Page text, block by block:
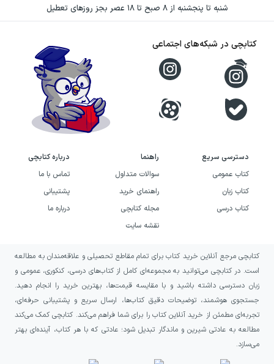
اوست. حاصل این همکاری، اثری است که هم به
می‌پردازد و هم تلاش می‌کند والدین، متخصصان
و فعالان فرهنگی را وارد گفت‌وگویی درباره نقش
خانواده و جامعه کند. با این حال، محتوای کتاب
را بهتر است در چارچوب مناقشه‌های علمی و
اخلاقی پیرامون درمان تبدیلی بخوانید، نه به‌عنوان
خرید کتاب فهم همجنس‌گرایی و
راهنمای والدین برای پیشگیری از
آن به چه کسانی پیشنهاد می‌شود؟
مشاوران و دانشجویانی مناسب است که
می‌خواهند با یکی از دیدگاه‌های مخالف جریان
اصلی درباره همجنس‌گرایی آشنا شوند. مطالعه آن
می‌تواند برای بررسی تفاوت رویکردهای
روان‌شناختی، تحلیل زبان و استدلال‌های مربوط به
شنبه تا پنجشنبه از ۸ صبح تا ۱۸ عصر بجز روزهای تعطیل
دسترسی سریع
کتاب عمومی
کتاب زبان
کتاب درسی
راهنما
سوالات متداول
راهنمای خرید
مجله کتابچی
نقشه سایت
درباره کتابچی
تماس با ما
پشتیبانی
درباره ما
کتابچی در شبکه‌های اجتماعی
کتابچی مرجع آنلاین خرید کتاب برای تمام مقاطع تحصیلی و علاقه‌مندان به مطالعه
است. در کتابچی می‌توانید به مجموعه‌ای کامل از کتاب‌های درسی، کنکوری، عمومی و
زبان دسترسی داشته باشید و با مقایسه قیمت‌ها، بهترین خرید را انجام دهید.
جستجوی هوشمند، توضیحات دقیق کتاب‌ها، ارسال سریع و پشتیبانی حرفه‌ای،
تجربه‌ای مطمئن از خرید آنلاین کتاب را برای شما فراهم می‌کند. کتابچی کمک می‌کند
مطالعه به عادتی شیرین و ماندگار تبدیل شود؛ عادتی که با هر کتاب، آینده‌ای بهتر
می‌سازد.